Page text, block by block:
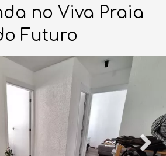
no Viva Praia
Futuro